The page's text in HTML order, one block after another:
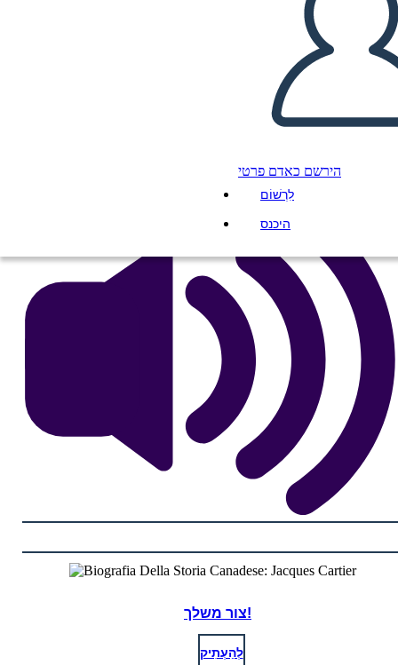
הירשם כאדם פרטי
לִרְשׁוֹם
היכנס
צור משלך!
לְהַעְתִיק